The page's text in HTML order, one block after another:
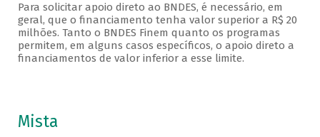
Para solicitar apoio direto ao BNDES, é necessário, em
geral, que o financiamento tenha valor superior a R$ 20
milhões. Tanto o BNDES Finem quanto os programas
permitem, em alguns casos específicos, o apoio direto a
financiamentos de valor inferior a esse limite.
Mista